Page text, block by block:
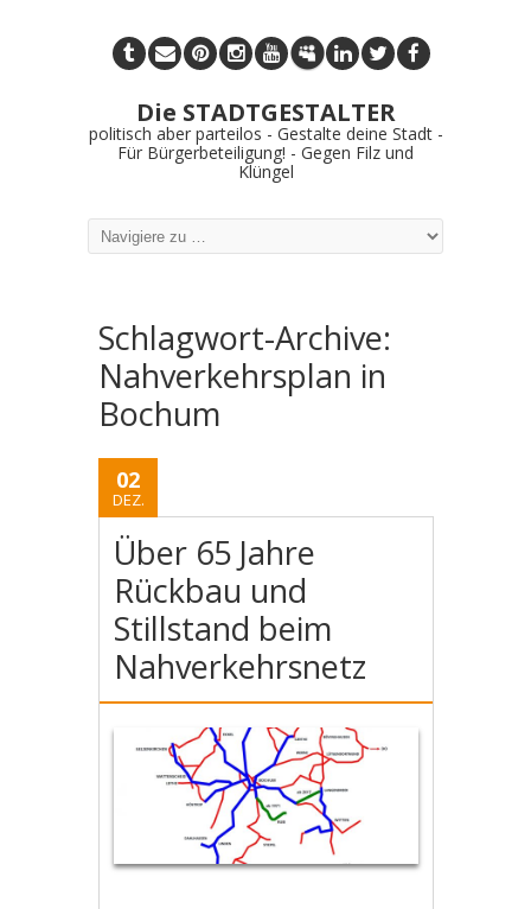
Die STADTGESTALTER
politisch aber parteilos - Gestalte deine Stadt -
Für Bürgerbeteiligung! - Gegen Filz und
Klüngel
Schlagwort-Archive:
Nahverkehrsplan in
Bochum
02
DEZ.
Über 65 Jahre
Rückbau und
Stillstand beim
Nahverkehrsnetz